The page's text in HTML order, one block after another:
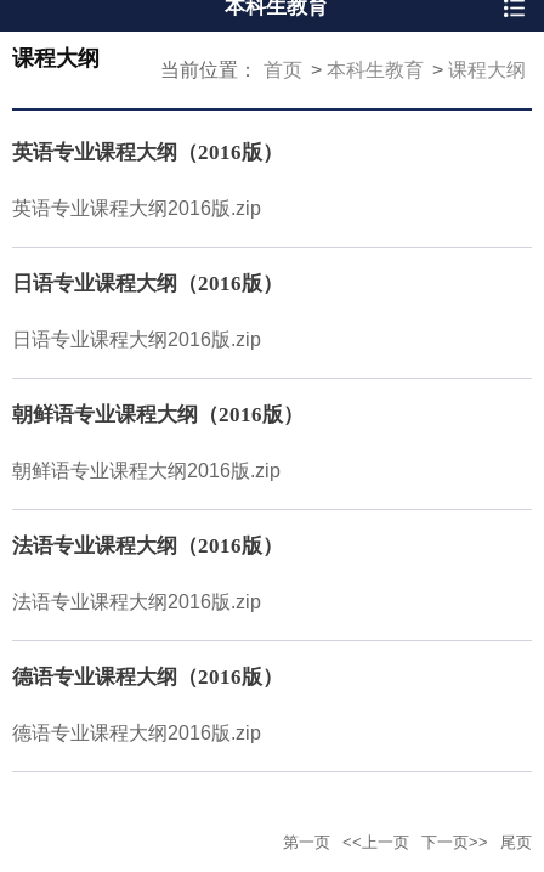
本科生教育
当前位置： 首页 本科生教育 课程大纲
课程大纲
英语专业课程大纲（2016版）
英语专业课程大纲2016版.zip
日语专业课程大纲（2016版）
日语专业课程大纲2016版.zip
朝鲜语专业课程大纲（2016版）
朝鲜语专业课程大纲2016版.zip
法语专业课程大纲（2016版）
法语专业课程大纲2016版.zip
德语专业课程大纲（2016版）
德语专业课程大纲2016版.zip
第一页 <<上一页 下一页>> 尾页